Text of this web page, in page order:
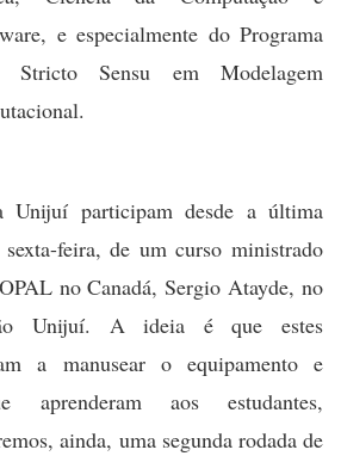
e especialmente do Programa
Stricto Sensu em Modelagem
Unijuí participam desde a última
feira, de um curso ministrado
no Canadá, Sergio Atayde, no
Unijuí. A ideia é que estes
a manusear o equipamento e
aos estudantes,
ainda, uma segunda rodada de